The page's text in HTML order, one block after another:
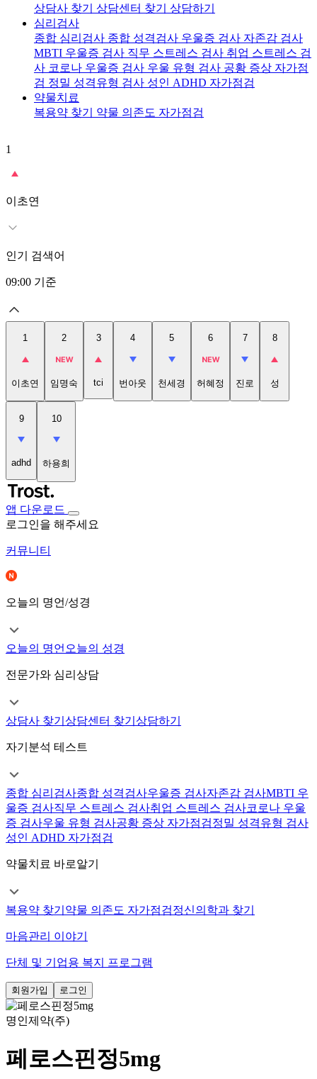
상담사 찾기 상담센터 찾기 상담하기
심리검사
종합 심리검사 종합 성격검사 우울증 검사 자존감 검사
MBTI 우울증 검사 직무 스트레스 검사 취업 스트레스 검
사 코로나 우울증 검사 우울 유형 검사 공황 증상 자가점
검 정밀 성격유형 검사 성인 ADHD 자가점검
약물치료
복용약 찾기 약물 의존도 자가점검
1
이초연
인기 검색어
09:00 기준
1
이초연
2
임명숙
3
tci
4
번아웃
5
천세경
6
허혜정
7
진로
8
성
9
adhd
10
하용희
앱 다운로드
로그인을 해주세요
커뮤니티
오늘의 명언/성경
오늘의 명언 오늘의 성경
전문가와 심리상담
상담사 찾기 상담센터 찾기 상담하기
자기분석 테스트
종합 심리검사종합 성격검사우울증 검사자존감 검사MBTI 우
울증 검사직무 스트레스 검사취업 스트레스 검사코로나 우울
증 검사우울 유형 검사공황 증상 자가점검정밀 성격유형 검사
성인 ADHD 자가점검
약물치료 바로알기
복용약 찾기 약물 의존도 자가점검정신의학과 찾기
마음관리 이야기
단체 및 기업용 복지 프로그램
회원가입 로그인
명인제약(주)
페로스핀정5mg